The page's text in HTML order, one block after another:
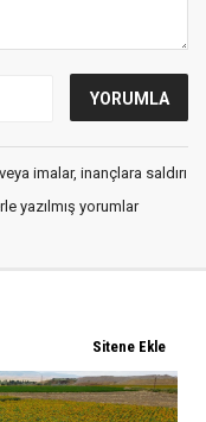
imalar, inançlara saldırı
yazılmış yorumlar